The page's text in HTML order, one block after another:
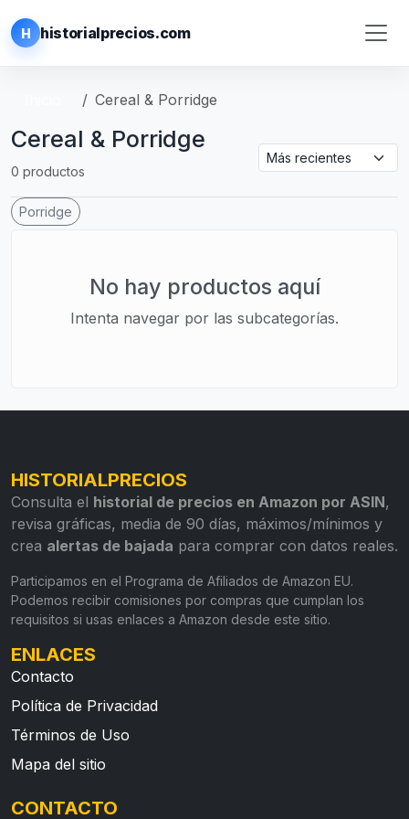
H historialprecios.com
Cereal & Porridge
Cereal & Porridge
0 productos
Porridge
No hay productos aquí
Intenta navegar por las subcategorías.
HISTORIALPRECIOS
Consulta el historial de precios en Amazon por ASIN,
revisa gráficas, media de 90 días, máximos/mínimos y
crea alertas de bajada para comprar con datos reales.
Participamos en el Programa de Afiliados de Amazon EU.
Podemos recibir comisiones por compras que cumplan los
requisitos si usas enlaces a Amazon desde este sitio.
ENLACES
Contacto
Política de Privacidad
Términos de Uso
Mapa del sitio
CONTACTO